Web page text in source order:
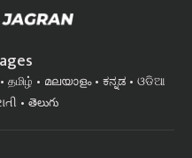
தமிழ் മലയാളം ಕನ್ನಡ
ଓଡିଆ
తెలుగు